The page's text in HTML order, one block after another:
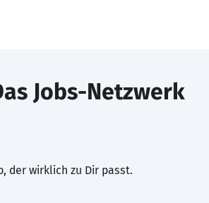
Jobs-Netzwerk
der wirklich zu Dir passt.